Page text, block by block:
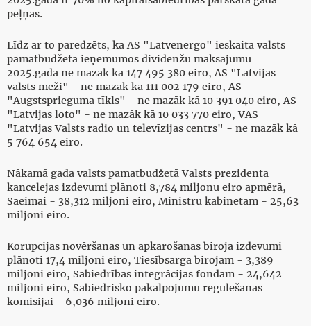
peļņas.
Līdz ar to paredzēts, ka AS "Latvenergo" ieskaita valsts
pamatbudžeta ieņēmumos dividenžu maksājumu
2025.gadā ne mazāk kā 147 495 380 eiro, AS "Latvijas
valsts meži" - ne mazāk kā 111 002 179 eiro, AS
"Augstsprieguma tīkls" - ne mazāk kā 10 391 040 eiro, AS
"Latvijas loto" - ne mazāk kā 10 033 770 eiro, VAS
"Latvijas Valsts radio un televīzijas centrs" - ne mazāk kā
5 764 654 eiro.
Nākamā gada valsts pamatbudžetā Valsts prezidenta
kancelejas izdevumi plānoti 8,784 miljonu eiro apmērā,
Saeimai - 38,312 miljoni eiro, Ministru kabinetam - 25,63
miljoni eiro.
Korupcijas novēršanas un apkarošanas biroja izdevumi
plānoti 17,4 miljoni eiro, Tiesībsarga birojam - 3,389
miljoni eiro, Sabiedrības integrācijas fondam - 24,642
miljoni eiro, Sabiedrisko pakalpojumu regulēšanas
komisijai - 6,036 miljoni eiro.